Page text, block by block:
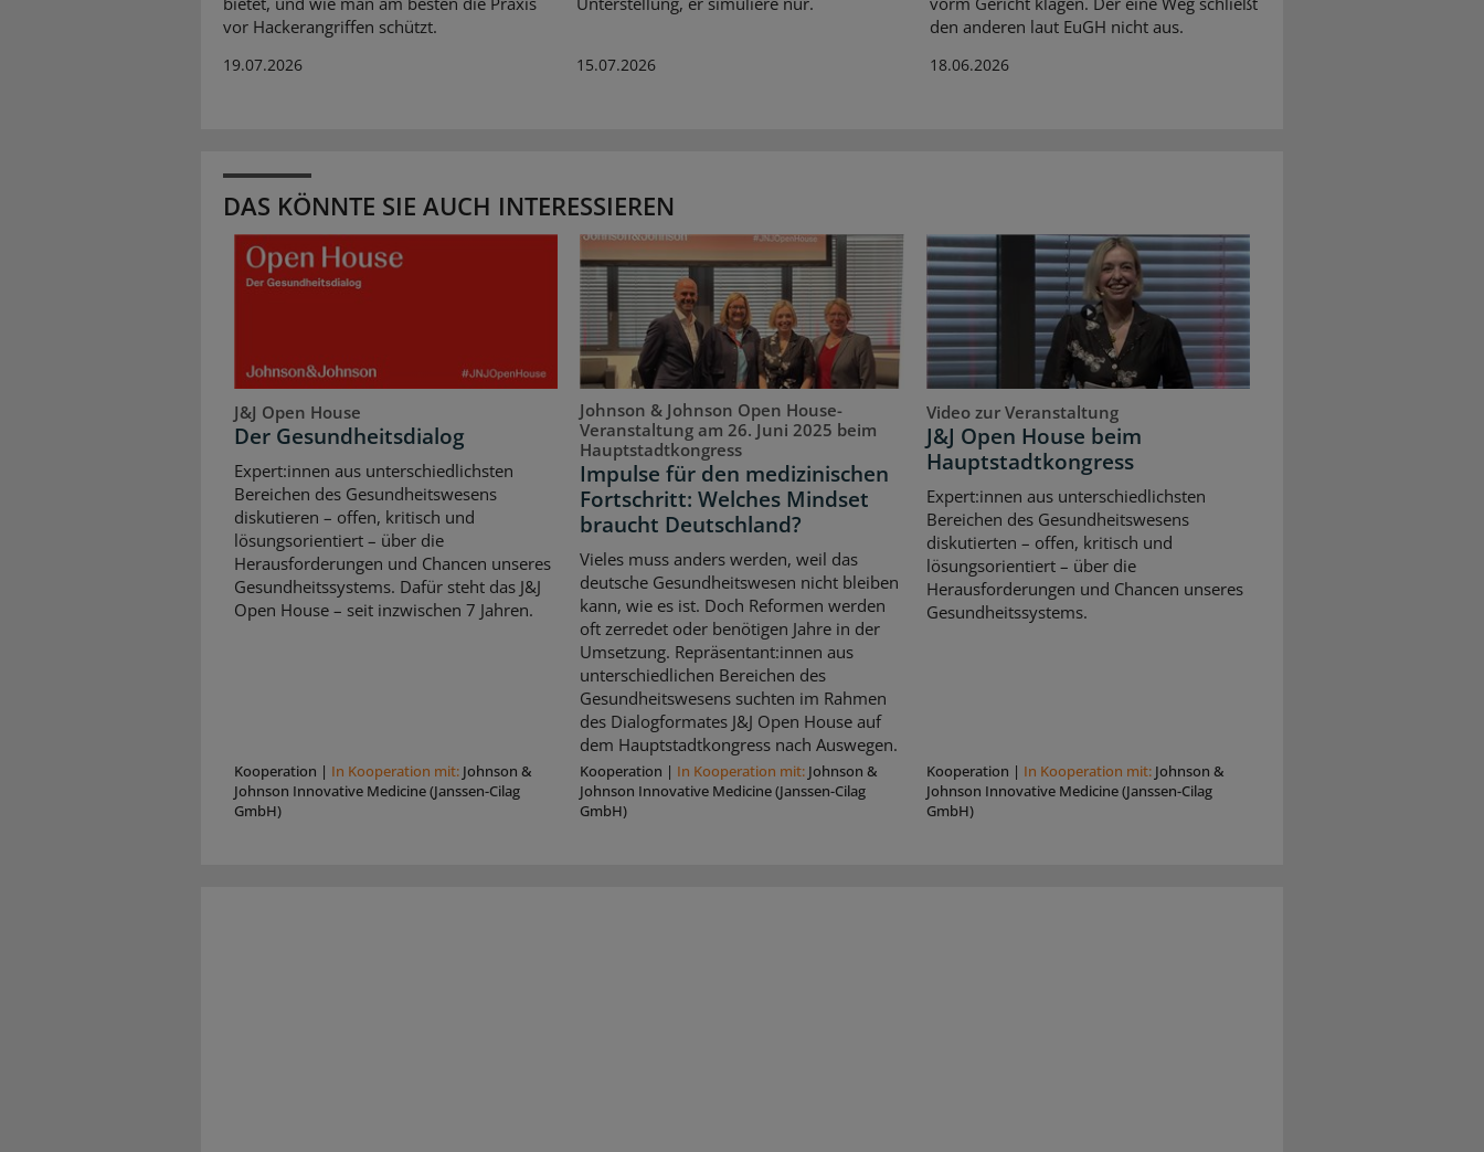
vor Hackerangriffen schützt.
19.07.2026 15.07.2026
den anderen laut EuGH nicht aus.
18.06.2026
DAS KÖNNTE SIE AUCH INTERESSIEREN
J&J Open House
Der Gesundheitsdialog
Expert:innen aus unterschiedlichsten
Bereichen des Gesundheitswesens
diskutieren – offen, kritisch und
lösungsorientiert – über die
Herausforderungen und Chancen unseres
Gesundheitssystems. Dafür steht das J&J
Open House – seit inzwischen 7 Jahren.
Kooperation | In Kooperation mit: Johnson &
Johnson Innovative Medicine (Janssen-Cilag
GmbH)
Johnson & Johnson Open House-
Veranstaltung am 26. Juni 2025 beim
Hauptstadtkongress
Impulse für den medizinischen
Fortschritt: Welches Mindset
braucht Deutschland?
Vieles muss anders werden, weil das
deutsche Gesundheitswesen nicht bleiben
kann, wie es ist. Doch Reformen werden
oft zerredet oder benötigen Jahre in der
Umsetzung. Repräsentant:innen aus
unterschiedlichen Bereichen des
Gesundheitswesens suchten im Rahmen
des Dialogformates J&J Open House auf
dem Hauptstadtkongress nach Auswegen.
Kooperation | In Kooperation mit: Johnson &
Johnson Innovative Medicine (Janssen-Cilag
GmbH)
Video zur Veranstaltung
J&J Open House beim
Hauptstadtkongress
Expert:innen aus unterschiedlichsten
Bereichen des Gesundheitswesens
diskutierten – offen, kritisch und
lösungsorientiert – über die
Herausforderungen und Chancen unseres
Gesundheitssystems.
Kooperation | In Kooperation mit: Johnson &
Johnson Innovative Medicine (Janssen-Cilag
GmbH)